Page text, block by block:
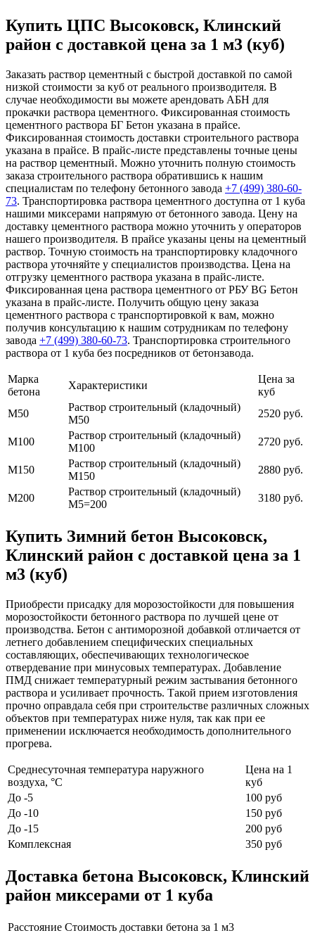
Купить ЦПС Высоковск, Клинский
район с доставкой цена за 1 м3 (куб)
Заказать раствор цементный с быстрой доставкой по самой
низкой стоимости за куб от реального производителя. В
случае необходимости вы можете арендовать АБН для
прокачки раствора цементного. Фиксированная стоимость
цементного раствора БГ Бетон указана в прайсе.
Фиксированная стоимость доставки строительного раствора
указана в прайсе. В прайс-листе представлены точные цены
на раствор цементный. Можно уточнить полную стоимость
заказа строительного раствора обратившись к нашим
специалистам по телефону бетонного завода +7 (499) 380-60-
73. Транспортировка раствора цементного доступна от 1 куба
нашими миксерами напрямую от бетонного завода. Цену на
доставку цементного раствора можно уточнить у операторов
нашего производителя. В прайсе указаны цены на цементный
раствор. Точную стоимость на транспортировку кладочного
раствора уточняйте у специалистов производства. Цена на
отгрузку цементного раствора указана в прайс-листе.
Фиксированная цена раствора цементного от РБУ BG Бетон
указана в прайс-листе. Получить общую цену заказа
цементного раствора с транспортировкой к вам, можно
получив консультацию к нашим сотрудникам по телефону
завода +7 (499) 380-60-73. Транспортировка строительного
раствора от 1 куба без посредников от бетонзавода.
Марка
бетона
Характеристики
Цена за
куб
М50
Раствор строительный (кладочный)
М50
2520 руб.
М100
Раствор строительный (кладочный)
М100
2720 руб.
М150
Раствор строительный (кладочный)
М150
2880 руб.
М200
Раствор строительный (кладочный)
М5=200
3180 руб.
Купить Зимний бетон Высоковск,
Клинский район с доставкой цена за 1
м3 (куб)
Приобрести присадку для морозостойкости для повышения
морозостойкости бетонного раствора по лучшей цене от
производства. Бетон с антиморозной добавкой отличается от
летнего добавлением специфических специальных
составляющих, обеспечивающих технологическое
отвердевание при минусовых температурах. Добавление
ПМД снижает температурный режим застывания бетонного
раствора и усиливает прочность. Такой прием изготовления
прочно оправдала себя при строительстве различных сложных
объектов при температурах ниже нуля, так как при ее
применении исключается необходимость дополнительного
прогрева.
Среднесуточная температура наружного
воздуха, °C
Цена на 1
куб
До -5
100 руб
До -10
150 руб
До -15
200 руб
Комплексная
350 руб
Доставка бетона Высоковск, Клинский
район миксерами от 1 куба
Расстояние Стоимость доставки бетона за 1 м3